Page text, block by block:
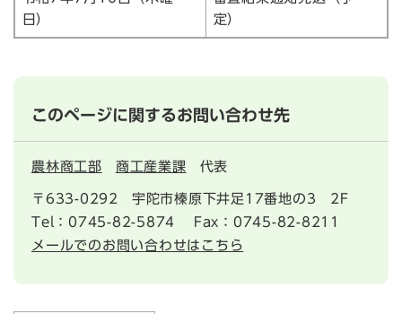
日）
定）
このページに関するお問い合わせ先
農林商工部 商工産業課 代表
〒633-0292
宇陀市榛原下井足17番地の3 2F
Tel：0745-82-5874
Fax：0745-82-8211
メールでのお問い合わせはこちら